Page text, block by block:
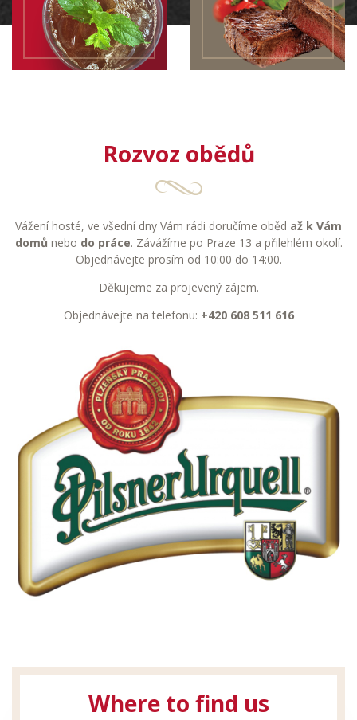
Rozvoz obědů
Vážení hosté, ve všední dny Vám rádi doručíme oběd až k Vám
domů nebo do práce. Závážíme po Praze 13 a přilehlém okolí.
Objednávejte prosím od 10:00 do 14:00.
Děkujeme za projevený zájem.
Objednávejte na telefonu: +420 608 511 616
Where to find us